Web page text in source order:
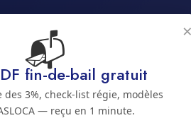
d'ampoules et eclairage
bernois Bienne
📬
fin-de-bail gratuit
des 3%, check-list régie, modèles
— reçu en 1 minute.